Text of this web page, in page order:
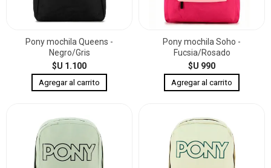
Pony mochila Queens -
Negro/Gris
$U 1.100
Pony mochila Soho -
Fucsia/Rosado
$U 990